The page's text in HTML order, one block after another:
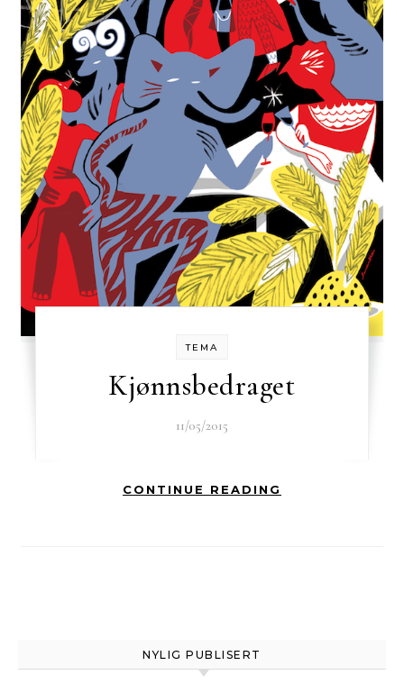
TEMA
Kjønnsbedraget
11/05/2015
CONTINUE READING
NYLIG PUBLISERT